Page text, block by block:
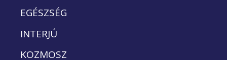
EGÉSZSÉG
INTERJÚ
KOZMOSZ